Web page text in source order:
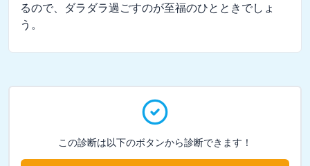
るので、ダラダラ過ごすのが至福のひとときでしょ
う。
この診断は以下のボタンから診断できます！